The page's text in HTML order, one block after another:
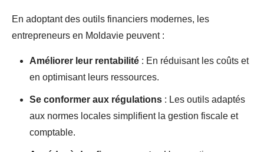
En adoptant des outils financiers modernes, les
entrepreneurs en Moldavie peuvent :
Améliorer leur rentabilité : En réduisant les coûts et
en optimisant leurs ressources.
Se conformer aux régulations : Les outils adaptés
aux normes locales simplifient la gestion fiscale et
comptable.